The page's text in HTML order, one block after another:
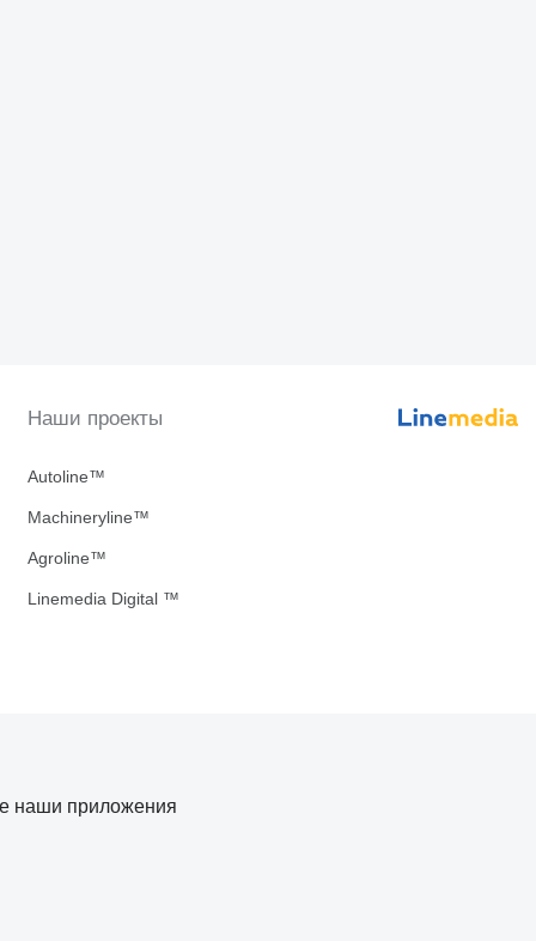
Наши проекты
Autoline™
Machineryline™
Agroline™
Linemedia Digital ™
наши приложения